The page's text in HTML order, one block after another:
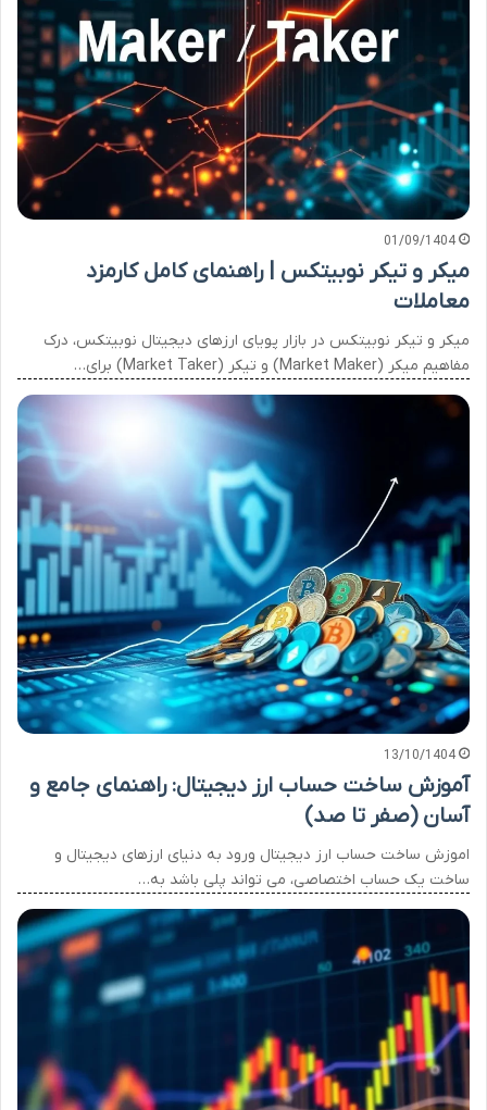
01/09/1404
میکر و تیکر نوبیتکس | راهنمای کامل کارمزد
معاملات
میکر و تیکر نوبیتکس در بازار پویای ارزهای دیجیتال نوبیتکس، درک
مفاهیم میکر (Market Maker) و تیکر (Market Taker) برای…
13/10/1404
آموزش ساخت حساب ارز دیجیتال: راهنمای جامع و
آسان (صفر تا صد)
اموزش ساخت حساب ارز دیجیتال ورود به دنیای ارزهای دیجیتال و
ساخت یک حساب اختصاصی، می تواند پلی باشد به…